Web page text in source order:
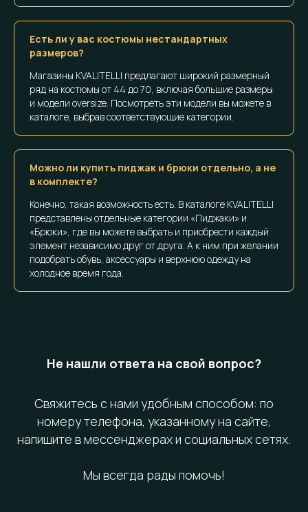
Есть ли у вас костюмы нестандартных
размеров?
Магазины KVALITELLI предлагают широкий размерный
ряд на костюмы от 44 до 70, включая большие размеры
и модели oversize. Посмотреть эти модели вы можете в
каталоге, выбрав соответствующие категории.
Можно ли купить пиджак и брюки отдельно, а не
в комплекте?
Конечно, такая возможность есть. В каталоге KVALITELLI
представлены отдельные категории «Пиджаки» и
«Брюки», где вы можете выбрать и приобрести каждый
элемент независимо друг от друга. А к ним при желании
подобрать обувь, аксессуары и верхнюю одежду на
холодное время года.
Не нашли ответа на свой вопрос?
Свяжитесь с нами удобным способом: по
номеру телефона, указанному на сайте,
напишите в мессенджерах и социальных сетях.
Мы всегда рады помочь!